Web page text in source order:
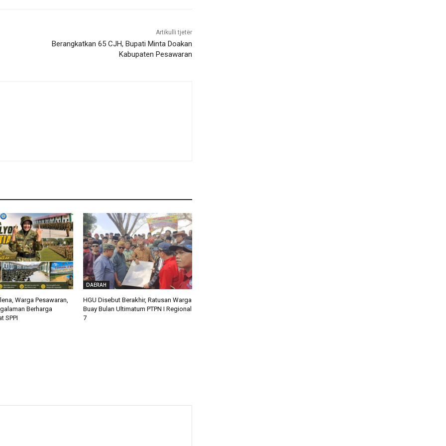
Artikulli tjetër
Berangkatkan 65 CJH, Bupati Minta Doakan
Kabupaten Pesawaran
Warga Pesawaran,
Berharga
SPPI
DAERAH
HGU Disebut Berakhir, Ratusan Warga
Buay Bulan Ultimatum PTPN I Regional
7